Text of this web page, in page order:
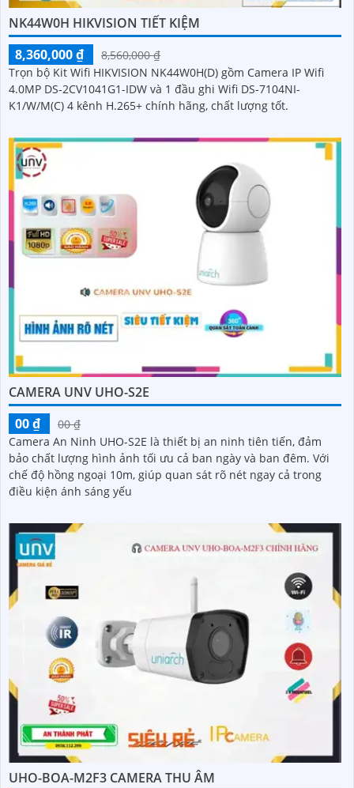
NK44W0H HIKVISION TIẾT KIỆM
8,360,000 ₫
8,560,000 ₫
Trọn bộ Kit Wifi HIKVISION NK44W0H(D) gồm Camera IP Wifi
4.0MP DS-2CV1041G1-IDW và 1 đầu ghi Wifi DS-7104NI-
K1/W/M(C) 4 kênh H.265+ chính hãng, chất lượng tốt.
CAMERA UNV UHO-S2E
00 ₫
00 ₫
Camera An Ninh UHO-S2E là thiết bị an ninh tiên tiến, đảm
bảo chất lượng hình ảnh tối ưu cả ban ngày và ban đêm. Với
chế độ hồng ngoại 10m, giúp quan sát rõ nét ngay cả trong
điều kiện ánh sáng yếu
UHO-BOA-M2F3 CAMERA THU ÂM